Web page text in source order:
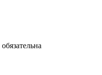
обязательна